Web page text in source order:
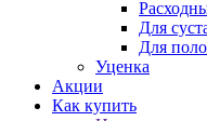
Для
Для
Уценка
Акции
Как купить